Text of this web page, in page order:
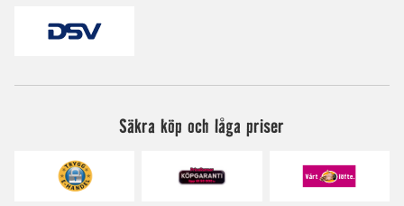
Säkra köp och låga priser